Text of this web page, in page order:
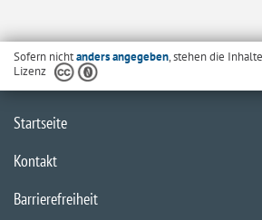
Sofern nichtanders angegeben, stehen die
Lizenz
Startseite
Kontakt
Barrierefreiheit